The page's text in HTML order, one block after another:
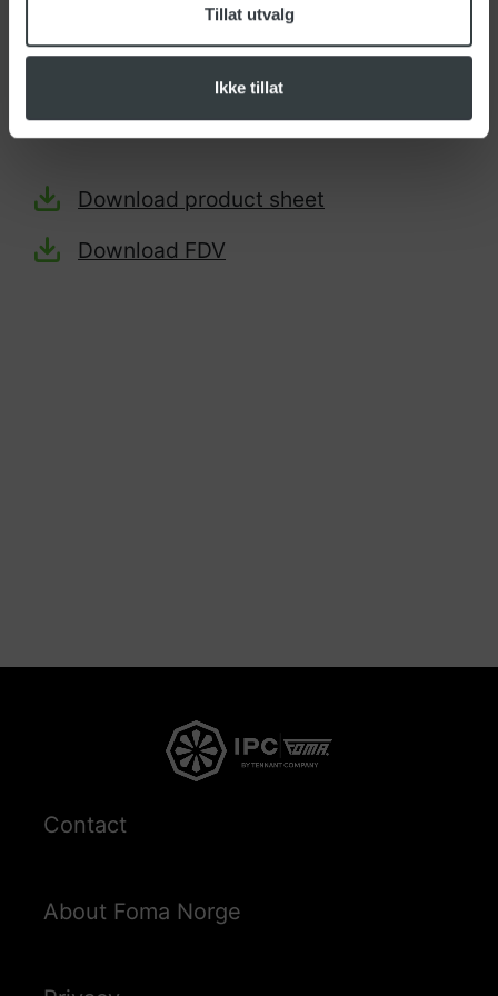
Tillat utvalg
Ikke tillat
84249000
Diameter (Ø): 35mm
Download product sheet
Download FDV
Contact
About Foma Norge